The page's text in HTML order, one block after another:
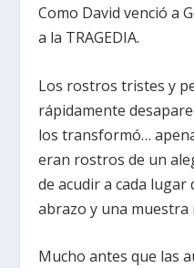
Como David venció a
a la TRAGEDIA.
Los rostros tristes y
rápidamente
los transformó…
eran rostros de un
de acudir a cada
abrazo y una muestra
Mucho antes que las